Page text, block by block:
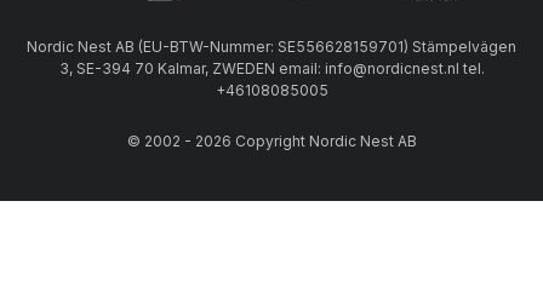
Nordic Nest AB (EU-BTW-Nummer: SE556628159701) Stämpelvägen
3, SE-394 70 Kalmar, ZWEDEN email: info@nordicnest.nl tel.
+46108085005
© 2002 - 2026 Copyright Nordic Nest AB